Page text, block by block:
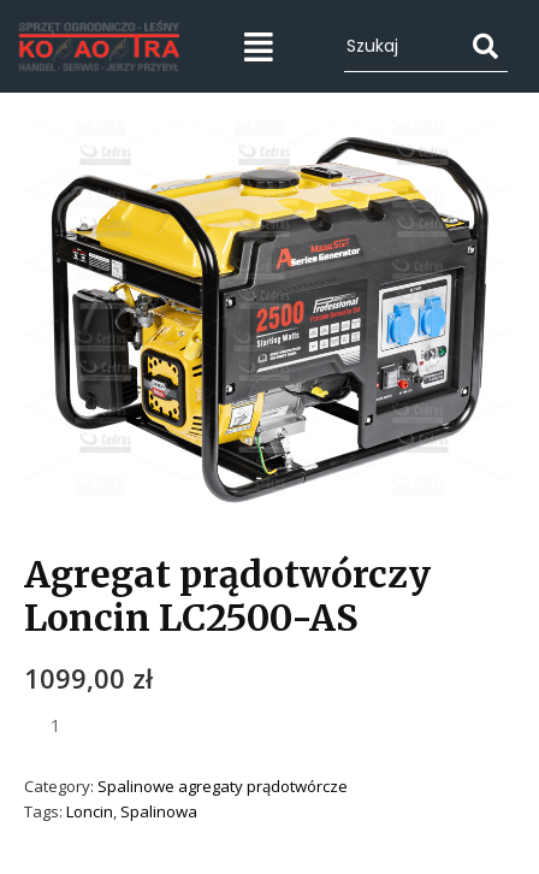
Agregat prądotwórczy
Loncin LC2500-AS
1099,00 zł
Category: Spalinowe agregaty prądotwórcze
Tags: Loncin Spalinowa